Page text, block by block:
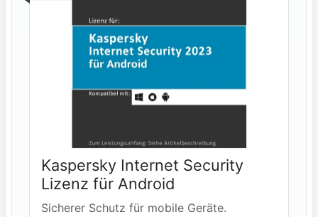
Kaspersky Internet Security
Lizenz für Android
Sicherer Schutz für mobile Geräte.